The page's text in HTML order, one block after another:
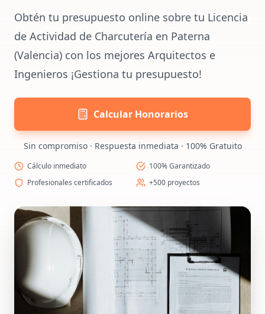
Obtén tu presupuesto online sobre tu Licencia
de Actividad de Charcutería en Paterna
(Valencia) con los mejores Arquitectos e
Ingenieros ¡Gestiona tu presupuesto!
Calcular Honorarios
Sin compromiso · Respuesta inmediata · 100% Gratuito
Cálculo inmediato
100% Garantizado
Profesionales certificados
+500 proyectos